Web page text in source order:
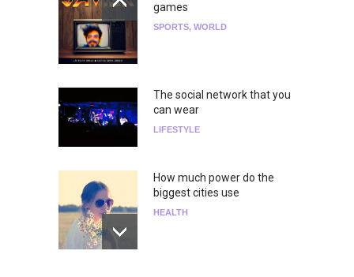
games
SPORTS, WORLD
The social network that you
can wear
LIFESTYLE
How much power do the
biggest cities use
HEALTH